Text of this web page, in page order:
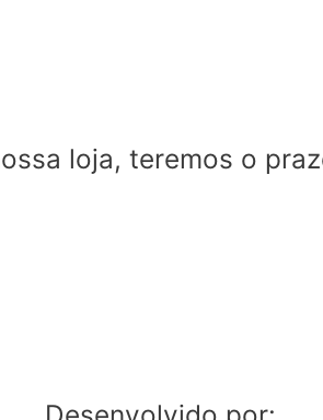
loja, teremos o